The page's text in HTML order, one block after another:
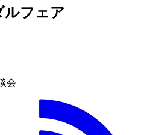
ルフェア
会